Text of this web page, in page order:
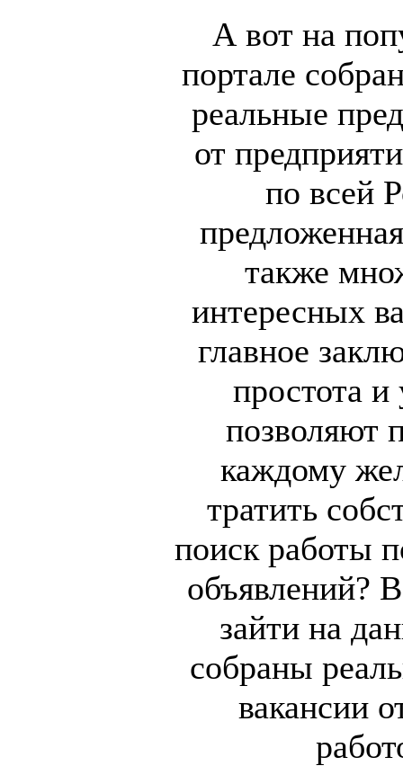
А вот на
портале
реальные
от
по всей
также
интересных
главное
простота и
позволяют
каждому
тратить
поиск работы
объявлений?
зайти на
собраны
вакансии